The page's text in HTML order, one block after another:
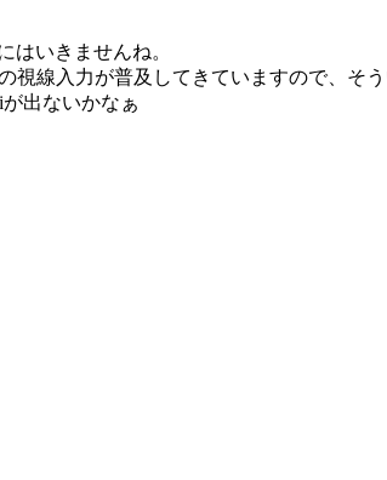
はいきませんね。
視線入力が普及してきていますので、そ
出ないかなぁ